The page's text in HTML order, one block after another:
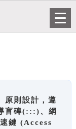
原則設計，遵
盲磚(:::)、網
鍵 (Access